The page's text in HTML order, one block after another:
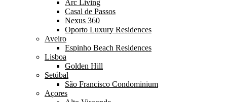
Arc Living
Casal de Passos
Nexus 360
Oporto Luxury Residences
Aveiro
Espinho Beach Residences
Lisboa
Golden Hill
Setúbal
São Francisco Condominium
Açores